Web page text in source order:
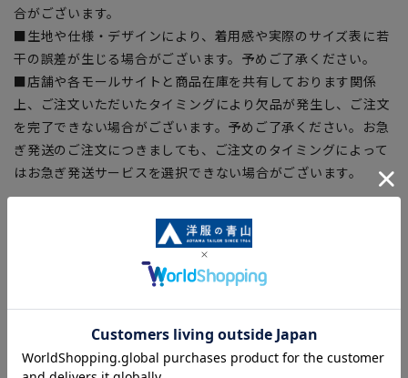
合がございます。
■生地や仕様・デザインにより、着用感や実際のサイズ表に若
干の誤差が生じる場合がございます。予めご了承ください。
■店舗や各モールサイトと商品在庫を共有しております関係
上、ご注文いただいたタイミングにより欠品が発生し、ご注文
を完了できない場合がございます。予めご了承ください。お急
ぎ発送のご注文につきましても、ご注文のタイミングによって
はお急ぎ発送サービスを選択できない場合がございます。